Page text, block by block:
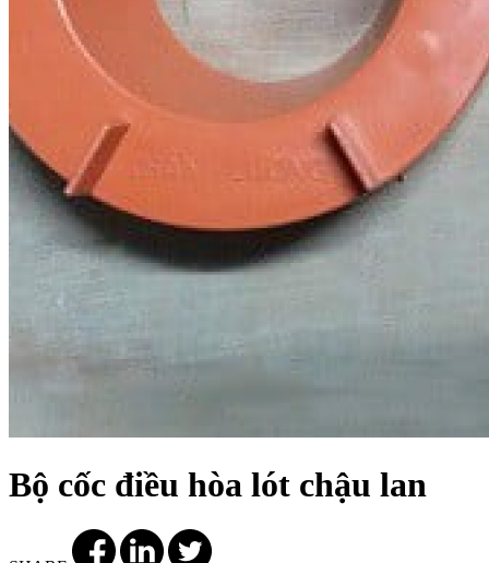
Bộ cốc điều hòa lót chậu lan